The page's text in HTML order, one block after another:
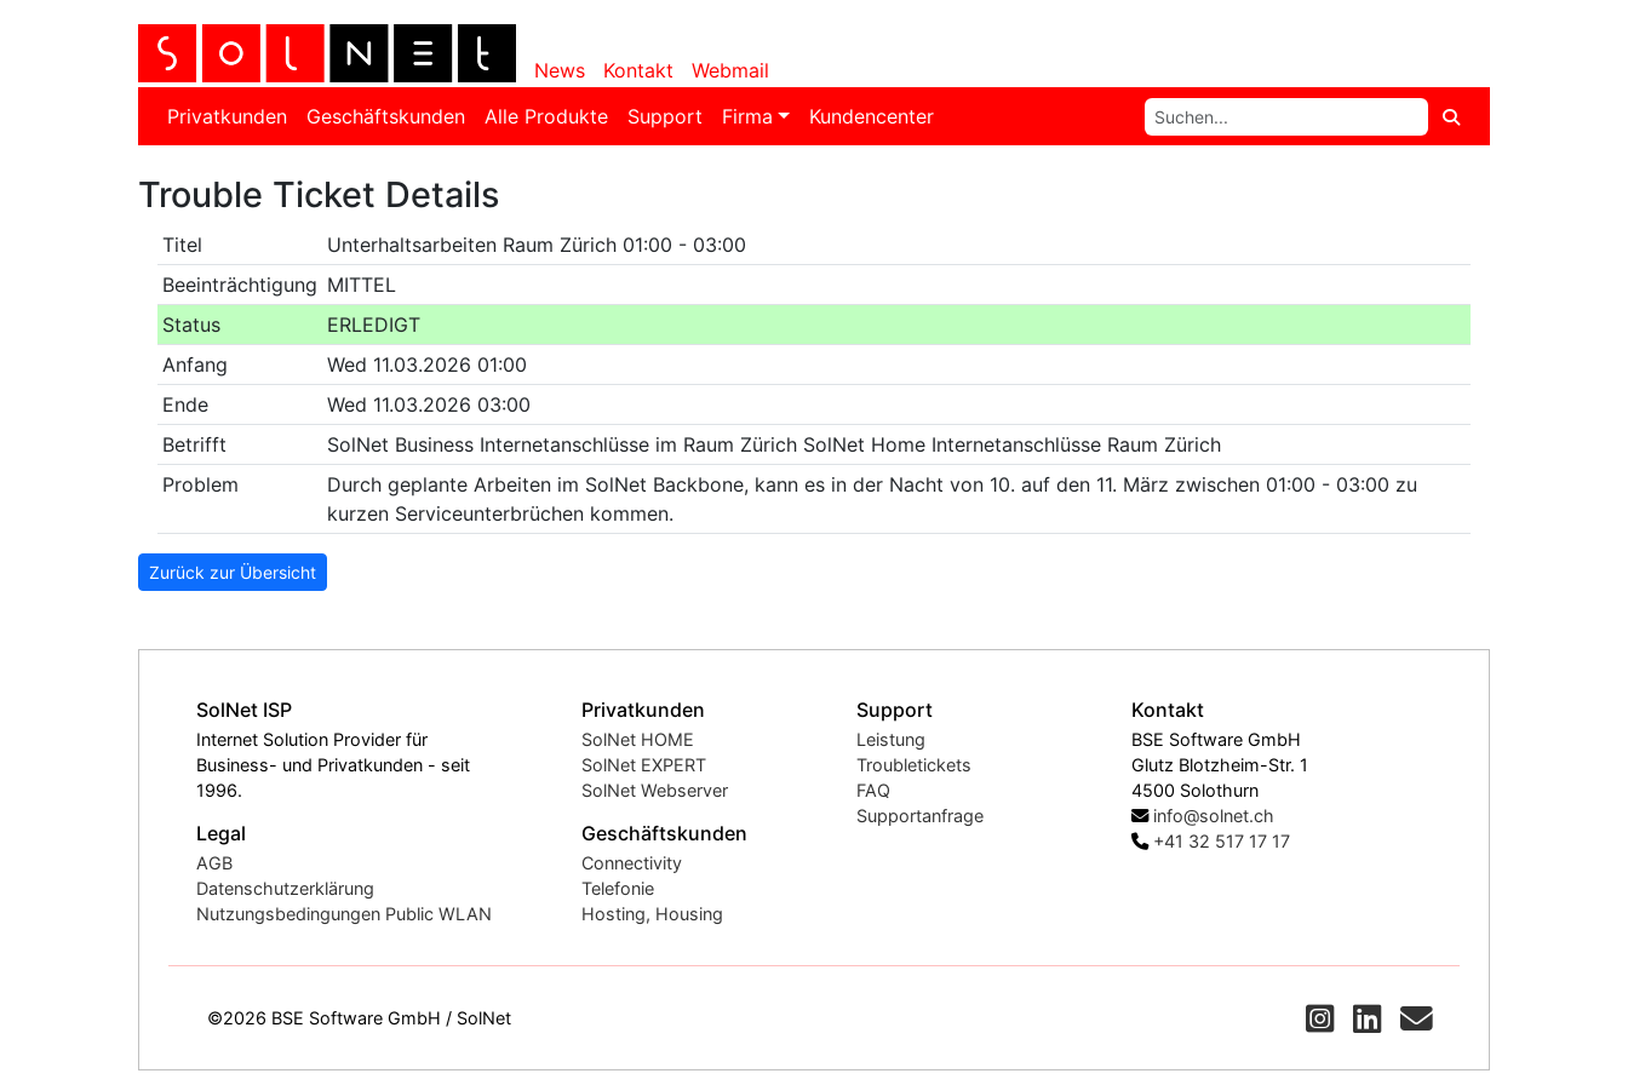
News Kontakt
Webmail
Privatkunden
Geschäftskunden Alle Produkte Support Firma Kundencenter
Trouble Ticket Details
Titel
Unterhaltsarbeiten Raum Zürich 01:00 - 03:00
Beeinträchtigung MITTEL
Status
ERLEDIGT
Anfang
Wed 11.03.2026 01:00
Ende
Wed 11.03.2026 03:00
Betrifft
SolNet Business Internetanschlüsse im Raum Zürich SolNet Home Internetanschlüsse Raum Zürich
Problem
Durch geplante Arbeiten im SolNet Backbone, kann es in der Nacht von 10. auf den 11. März zwischen 01:00 - 03:00 zu
kurzen Serviceunterbrüchen kommen.
Zurück zur Übersicht
SolNet ISP
Internet Solution Provider für
Business- und Privatkunden - seit
1996.
Legal
AGB
Datenschutzerklärung
Nutzungsbedingungen Public WLAN
Privatkunden
SolNet HOME
SolNet EXPERT
SolNet Webserver
Geschäftskunden
Connectivity
Telefonie
Hosting, Housing
Support
Leistung
Troubletickets
FAQ
Supportanfrage
Kontakt
BSE Software GmbH
Glutz Blotzheim-Str. 1
4500 Solothurn
info@solnet.ch
+41 32 517 17 17
©2026 BSE Software GmbH / SolNet